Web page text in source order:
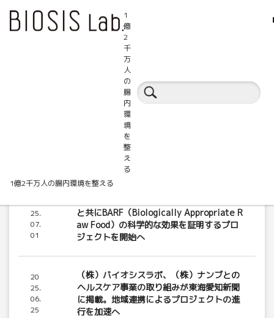
1
億
2
千
万
人
の
腸
内
環
境
を
整
え
る
1億2千万人の腸内環境を整える
BIOSIS.Labからのお知らせ
25.
07.
01
と共にBARF（Biologically Appropriate R
aw Food）の科学的な効果を証明するプロ
ジェクトを開始へ
20
25.
06.
25
（株）バイオシスラボ、（株）ナンブとの
ヘルスケア事業の取り組みが東海愛知新聞
に掲載。地域連携によるプロジェクトの進
行を加速へ